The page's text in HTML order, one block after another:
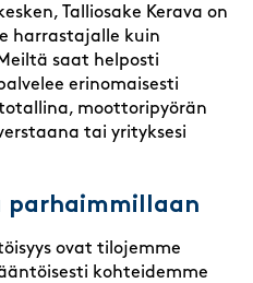
Talliosake Kerava on
harrastajalle kuin
saat helposti
erinomaisesti
moottoripyörän
tai yrityksesi
ovat tilojemme
kohteidemme